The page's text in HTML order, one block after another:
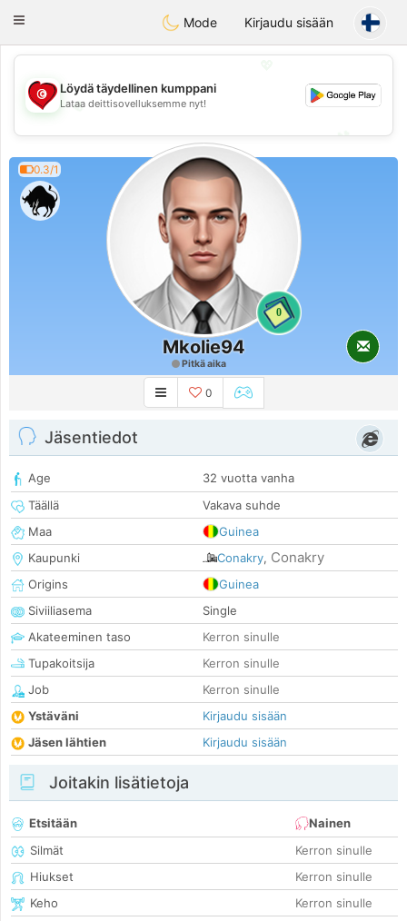
Tunisia Dating
Toggle
Mode Kirjaudu sisään
💖
💕
💕
Löydä täydellinen kumppani
Lataa deittisovelluksemme nyt!
0.3/1
0
Mkolie94
Pitkä aika
0
Jäsentiedot
Age
32 vuotta vanha
Täällä
Vakava suhde
Maa
Guinea
Kaupunki
Conakry, Conakry
Origins
Guinea
Siviiliasema
Single
Akateeminen taso
Kerron sinulle
Tupakoitsija
Kerron sinulle
Job
Kerron sinulle
Ystäväni
Kirjaudu sisään
Jäsen lähtien
Kirjaudu sisään
Joitakin lisätietoja
Etsitään
Nainen
Silmät
Kerron sinulle
Hiukset
Kerron sinulle
Keho
Kerron sinulle